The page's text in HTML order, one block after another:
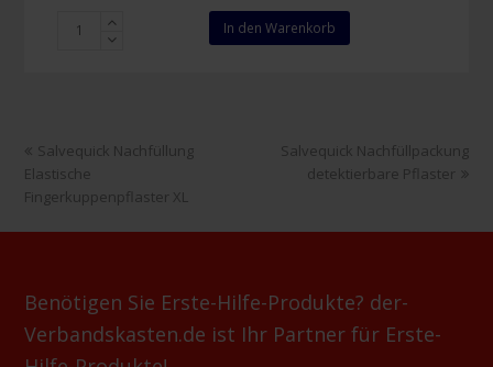
Leukofix
Menge
In den Warenkorb
vorheriger
Beitrag:
Salvequick Nachfüllung
Elastische
Fingerkuppenpflaster XL
Nächster
Beitrag:
Salvequick Nachfüllpackung
detektierbare Pflaster
Benötigen Sie Erste-Hilfe-Produkte? der-
Verbandskasten.de ist Ihr Partner für Erste-